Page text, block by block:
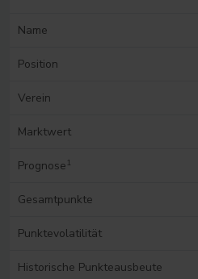
Name
Position
Verein
Marktwert
Prognose 1
Gesamtpunkte
Punktevolatilität
Historische Punkteausbeute